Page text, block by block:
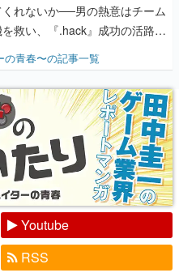
れないか──男の熱意はチーム
救い、『.hack』成功の活路を
プ』色だった【若ゲのいた
の青春〜の記事一覧
Youtube
RSS